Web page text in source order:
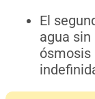
El
agua
ósmosis